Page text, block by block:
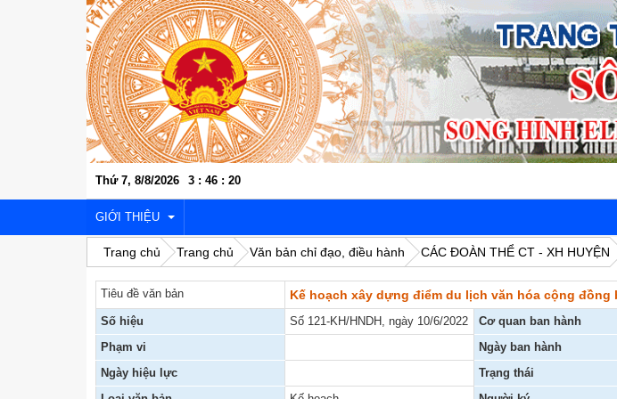
Thứ 7, 8/8/2026 3 : 46 : 21
GIỚI THIỆU
VỊ TRÍ ĐỊA LÝ
LỊCH SỬ VĂN HÓA
KINH TẾ - XÃ HỘI
Trang chủ Trang chủ Văn bản chỉ đạo, điều hành CÁC ĐOÀN THỂ CT - XH HUYỆN
Tiêu đề văn bản Kế hoạch xây dựng điểm du lịch văn hóa cộng đồng
Số hiệu Số 121-KH/HNDH, ngày 10/6/2022 Cơ quan ban hành
Phạm vi
Ngày ban hành
Ngày hiệu lực
Trạng thái